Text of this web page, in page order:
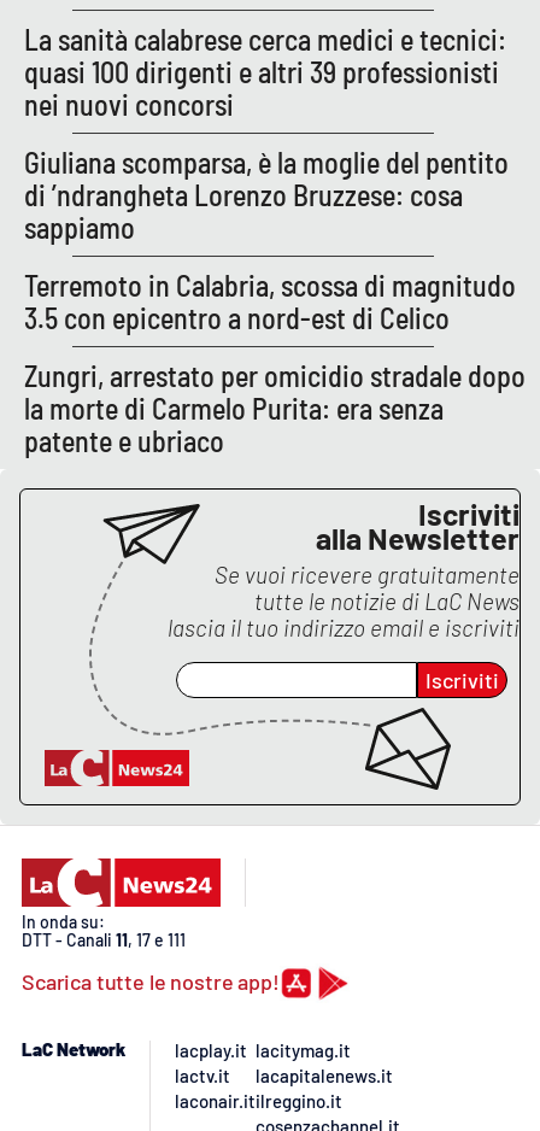
Catanzarochannel.it
APP
Android
Apple
La sanità calabrese cerca medici e tecnici:
quasi 100 dirigenti e altri 39 professionisti
nei nuovi concorsi
Giuliana scomparsa, è la moglie del pentito
di ’ndrangheta Lorenzo Bruzzese: cosa
sappiamo
Terremoto in Calabria, scossa di magnitudo
3.5 con epicentro a nord-est di Celico
Zungri, arrestato per omicidio stradale dopo
la morte di Carmelo Purita: era senza
patente e ubriaco
Iscriviti
alla Newsletter
Se vuoi ricevere gratuitamente
tutte le notizie di LaC News
lascia il tuo indirizzo email e iscriviti
Iscriviti
In onda su:
DTT - Canali 11, 17 e 111
Scarica tutte le nostre app!
LaC Network
lacplay.it
lactv.it
laconair.it
lacitymag.it
lacapitalenews.it
ilreggino.it
cosenzachannel.it